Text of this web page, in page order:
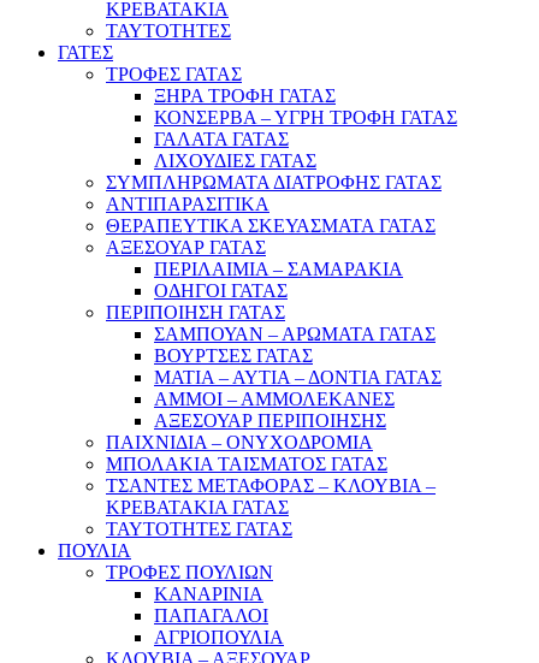
ΚΡΕΒΑΤΑΚΙΑ
ΤΑΥΤΟΤΗΤΕΣ
ΓΑΤΕΣ
ΤΡΟΦΕΣ ΓΑΤΑΣ
ΞΗΡΑ ΤΡΟΦΗ ΓΑΤΑΣ
ΚΟΝΣΕΡΒΑ – ΥΓΡΗ ΤΡΟΦΗ ΓΑΤΑΣ
ΓΑΛΑΤΑ ΓΑΤΑΣ
ΛΙΧΟΥΔΙΕΣ ΓΑΤΑΣ
ΣΥΜΠΛΗΡΩΜΑΤΑ ΔΙΑΤΡΟΦΗΣ ΓΑΤΑΣ
ΑΝΤΙΠΑΡΑΣΙΤΙΚΑ
ΘΕΡΑΠΕΥΤΙΚΑ ΣΚΕΥΑΣΜΑΤΑ ΓΑΤΑΣ
ΑΞΕΣΟΥΑΡ ΓΑΤΑΣ
ΠΕΡΙΛΑΙΜΙΑ – ΣΑΜΑΡΑΚΙΑ
ΟΔΗΓΟΙ ΓΑΤΑΣ
ΠΕΡΙΠΟΙΗΣΗ ΓΑΤΑΣ
ΣΑΜΠΟΥΑΝ – ΑΡΩΜΑΤΑ ΓΑΤΑΣ
ΒΟΥΡΤΣΕΣ ΓΑΤΑΣ
ΜΑΤΙΑ – ΑΥΤΙΑ – ΔΟΝΤΙΑ ΓΑΤΑΣ
ΑΜΜΟΙ – ΑΜΜΟΛΕΚΑΝΕΣ
ΑΞΕΣΟΥΑΡ ΠΕΡΙΠΟΙΗΣΗΣ
ΠΑΙΧΝΙΔΙΑ – ΟΝΥΧΟΔΡΟΜΙΑ
ΜΠΟΛΑΚΙΑ ΤΑΙΣΜΑΤΟΣ ΓΑΤΑΣ
ΤΣΑΝΤΕΣ ΜΕΤΑΦΟΡΑΣ – ΚΛΟΥΒΙΑ –
ΚΡΕΒΑΤΑΚΙΑ ΓΑΤΑΣ
ΤΑΥΤΟΤΗΤΕΣ ΓΑΤΑΣ
ΠΟΥΛΙΑ
ΤΡΟΦΕΣ ΠΟΥΛΙΩΝ
ΚΑΝΑΡΙΝΙΑ
ΠΑΠΑΓΑΛΟΙ
ΑΓΡΙΟΠΟΥΛΙΑ